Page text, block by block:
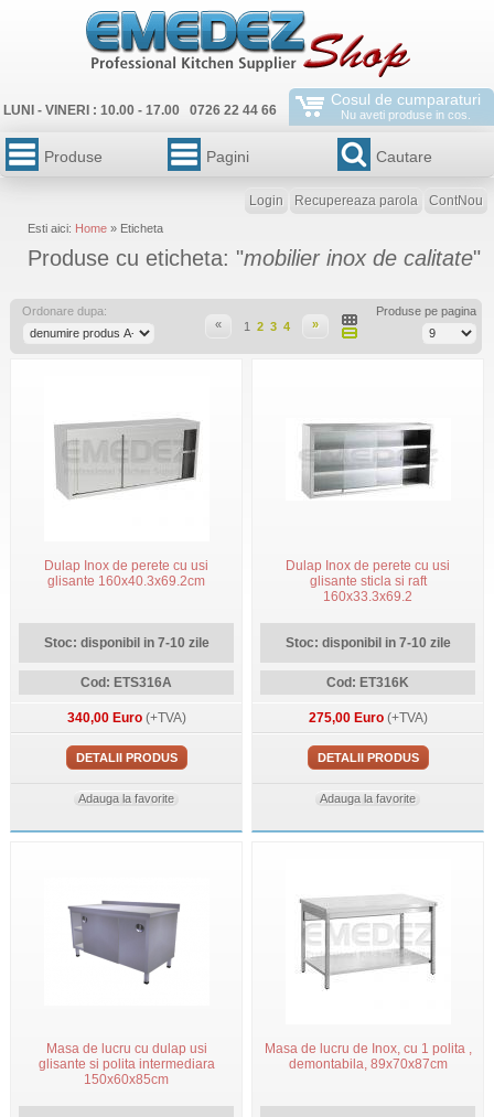
LUNI - VINERI : 10.00 - 17.00 0726 22 44 66
Cosul de cumparaturi
Nu aveti produse in cos.
Produse Pagini Cautare
Login Recupereaza parola ContNou
Esti aici: Home » Eticheta
Produse cu eticheta: "mobilier inox de calitate"
Ordonare dupa:
«
1 2 3 4 »
Produse pe pagina
Dulap Inox de perete cu usi
glisante 160x40.3x69.2cm
Stoc: disponibil in 7-10 zile
Cod: ETS316A
340,00 Euro(+TVA)
DETALII PRODUS
Adauga la favorite
Dulap Inox de perete cu usi
glisante sticla si raft
160x33.3x69.2
Stoc: disponibil in 7-10 zile
Cod: ET316K
275,00 Euro(+TVA)
DETALII PRODUS
Adauga la favorite
Masa de lucru cu dulap usi
glisante si polita intermediara
150x60x85cm
Masa de lucru de Inox, cu 1 polita ,
demontabila, 89x70x87cm